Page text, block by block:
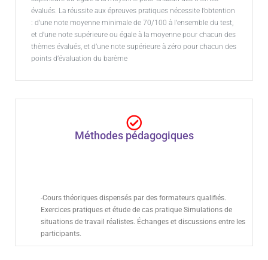
évalués. La réussite aux épreuves pratiques nécessite l’obtention
: d’une note moyenne minimale de 70/100 à l’ensemble du test,
et d’une note supérieure ou égale à la moyenne pour chacun des
thèmes évalués, et d’une note supérieure à zéro pour chacun des
points d’évaluation du barème
Méthodes pédagogiques
-Cours théoriques dispensés par des formateurs qualifiés.
Exercices pratiques et étude de cas pratique Simulations de
situations de travail réalistes. Échanges et discussions entre les
participants.